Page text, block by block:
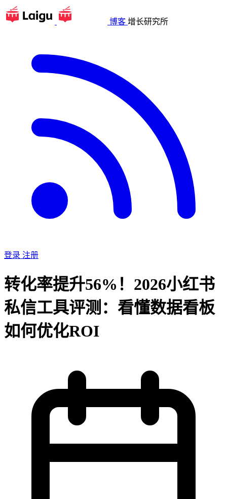
博客 增长研究所
登录 注册
转化率提升56%！2026小红书
私信工具评测：看懂数据看板
如何优化ROI